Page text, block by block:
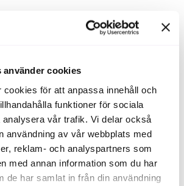
använder cookies
cookies för att anpassa innehåll och
funktioner för sociala
analysera vår trafik. Vi delar också
användning av vår webbplats med
reklam- och analyspartners som
med annan information som du har
de har samlat in från din användning